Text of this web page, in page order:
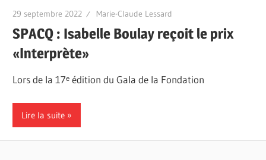
29 septembre 2022 Marie-Claude Lessard
SPACQ : Isabelle Boulay reçoit le prix
«Interprète»
Lors de la 17ᵉ édition du Gala de la Fondation
Lire la suite